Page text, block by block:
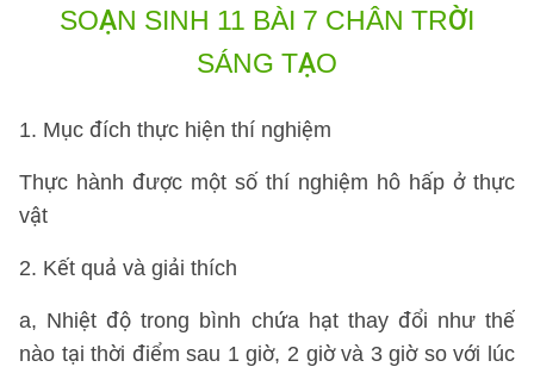
SOẠN SINH 11 BÀI 7 CHÂN TRỜI
SÁNG TẠO
1. Mục đích thực hiện thí nghiệm
Thực hành được một số thí nghiệm hô hấp ở thực
vật
2. Kết quả và giải thích
a, Nhiệt độ trong bình chứa hạt thay đổi như thế
nào tại thời điểm sau 1 giờ, 2 giờ và 3 giờ so với lúc